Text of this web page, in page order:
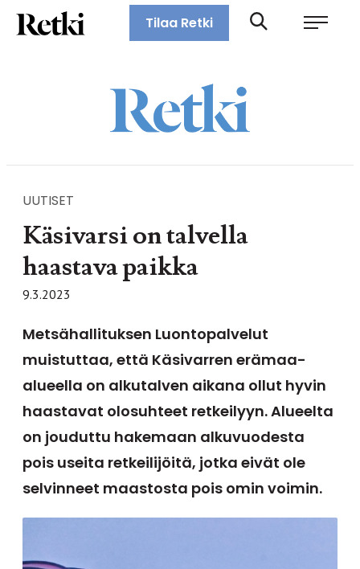
Siirry
suoraan
Retki-lehti
Tilaa Retki
UUTISET
Käsivarsi on talvella
haastava paikka
9.3.2023
Metsähallituksen Luontopalvelut
muistuttaa, että Käsivarren erämaa-
alueella on alkutalven aikana ollut hyvin
haastavat olosuhteet retkeilyyn. Alueelta
on jouduttu hakemaan alkuvuodesta
pois useita retkeilijöitä, jotka eivät ole
selvinneet maastosta pois omin voimin.